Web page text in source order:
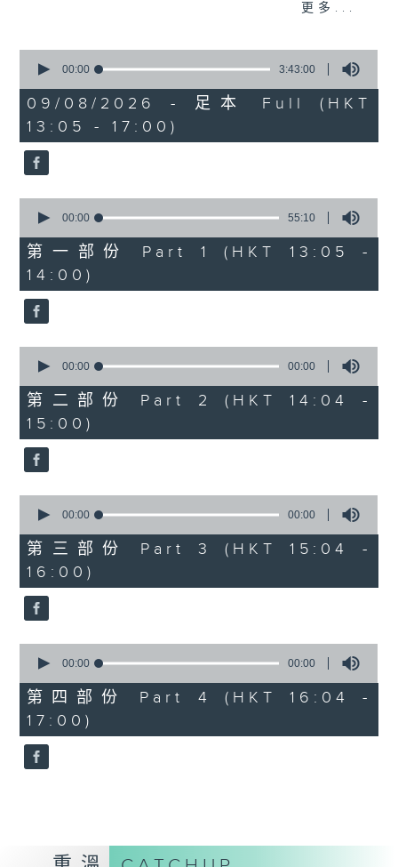
觸及學習的機會，使各戲迷能親自體會紅伶做功的難
2. 「唔嫁」
由 黃千歲、芳艷芬 主唱
3. 「 賣油郎」
節目時間：1400-1700
節目名稱：粵曲會知音
節目主持：藍煒婷
1.「南唐春夢」
由 鄧碧雲、李寶瑩 主唱
2. 「桃花緣」
由 梁兆明、蔣文端 主唱
3.「十奏嚴嵩之寫表 」
由 麥炳榮、鳳凰女 主唱
4.「一代天嬌 」
5.「西施之五湖泛舟」
由 林錦堂、南鳳 主唱
由 龍貫天、何杜瑞卿 主唱
更多...
seconds
3
hours,
43
minutes,
0
seconds
00:00 3:43:00
09/08/2026 - 足本 Full (HKT
13:05 - 17:00)
seconds
55
minutes,
10
seconds
00:00 55:10
第一部份 Part 1 (HKT 13:05 -
14:00)
seconds
0
seconds
00:00 00:00
第二部份 Part 2 (HKT 14:04 -
15:00)
seconds
0
seconds
00:00 00:00
第三部份 Part 3 (HKT 15:04 -
16:00)
seconds
0
seconds
00:00 00:00
第四部份 Part 4 (HKT 16:04 -
17:00)